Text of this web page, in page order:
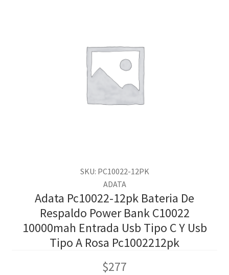
SKU: PC10022-12PK
ADATA
Adata Pc10022-12pk Bateria De
Respaldo Power Bank C10022
10000mah Entrada Usb Tipo C Y Usb
Tipo A Rosa Pc1002212pk
$277